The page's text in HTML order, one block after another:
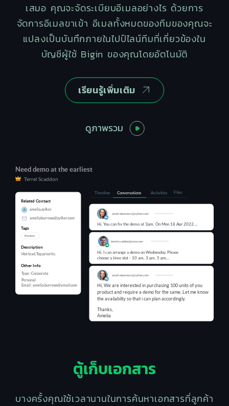
เสมอ คุณจะจัดระเบียบอีเมลอย่างไร ด้วยการ
จัดการอีเมลขาเข้า อีเมลทั้งหมดของทีมของคุณจะ
แปลงเป็นบันทึกภายในไปป์ไลน์ทีมที่เกี่ยวข้องใน
บัญชีผู้ใช้ Bigin ของคุณโดยอัตโนมัติ
เรียนรู้เพิ่มเติม
ดูภาพรวม
ตู้เก็บเอกสาร
บางครั้งคุณใช้เวลานานในการค้นหาเอกสารที่ลูกค้า